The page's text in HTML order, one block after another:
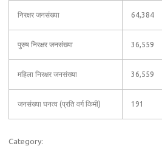
निरक्षर जनसंख्या 64,384
पुरुष निरक्षर जनसंख्या 36,559
महिला निरक्षर जनसंख्या 36,559
जनसंख्या घनत्व (प्रति वर्ग किमी) 191
Category: